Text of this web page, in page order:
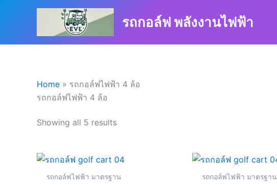
รถกอล์ฟ พลังงานไฟฟ้า
Home » รถกอล์ฟไฟฟ้า 4 ล้อ
รถกอล์ฟไฟฟ้า 4 ล้อ
Showing all 5 results
รถกอล์ฟไฟฟ้า มาตรฐาน รถกอล์ฟไฟฟ้า มาตรฐาน